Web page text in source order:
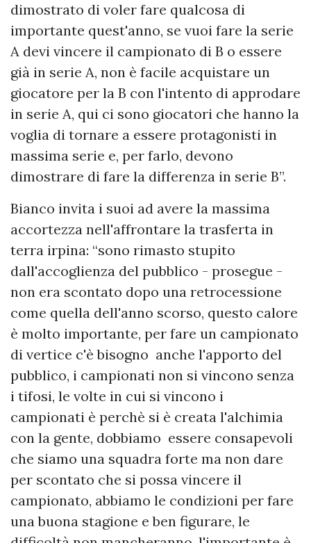
dimostrato di voler fare qualcosa di
importante quest'anno, se vuoi fare la serie
A devi vincere il campionato di B o essere
già in serie A, non è facile acquistare un
giocatore per la B con l'intento di approdare
in serie A, qui ci sono giocatori che hanno la
voglia di tornare a essere protagonisti in
massima serie e, per farlo, devono
dimostrare di fare la differenza in serie B”.
Bianco invita i suoi ad avere la massima
accortezza nell'affrontare la trasferta in
terra irpina: “sono rimasto stupito
dall'accoglienza del pubblico - prosegue -
non era scontato dopo una retrocessione
come quella dell'anno scorso, questo calore
è molto importante, per fare un campionato
di vertice c'è bisogno anche l'apporto del
pubblico, i campionati non si vincono senza
i tifosi, le volte in cui si vincono i
campionati è perchè si è creata l'alchimia
con la gente, dobbiamo essere consapevoli
che siamo una squadra forte ma non dare
per scontato che si possa vincere il
campionato, abbiamo le condizioni per fare
una buona stagione e ben figurare, le